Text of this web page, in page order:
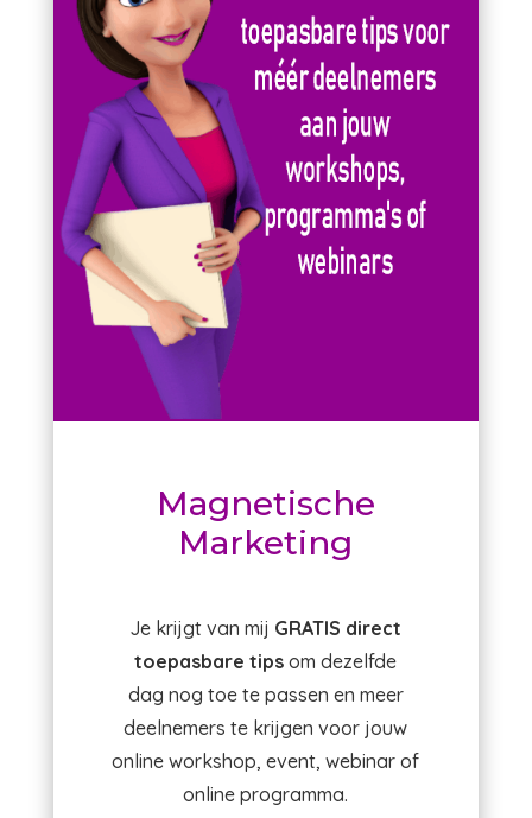
Magnetische
Marketing
Je krijgt van mij GRATIS direct
toepasbare tips om dezelfde
dag nog toe te passen en meer
deelnemers te krijgen voor jouw
online workshop, event, webinar of
online programma.